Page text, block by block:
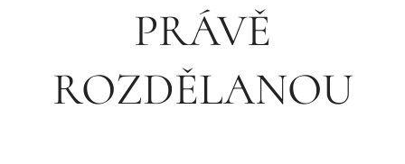
PRÁVĚ
ROZDĚLANOU